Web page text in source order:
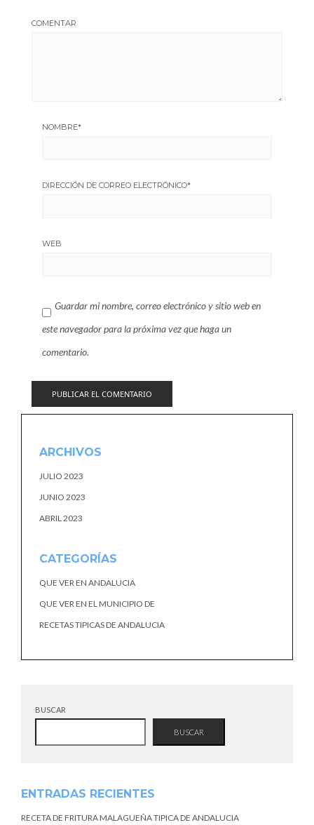
COMENTAR
NOMBRE*
DIRECCIÓN DE CORREO ELECTRÓNICO*
WEB
Guardar mi nombre, correo electrónico y sitio web en
este navegador para la próxima vez que haga un
comentario.
ARCHIVOS
JULIO 2023
JUNIO 2023
ABRIL 2023
CATEGORÍAS
QUE VER EN ANDALUCIA
QUE VER EN EL MUNICIPIO DE
RECETAS TIPICAS DE ANDALUCIA
BUSCAR
BUSCAR
ENTRADAS RECIENTES
RECETA DE FRITURA MALAGUEÑA TIPICA DE ANDALUCIA